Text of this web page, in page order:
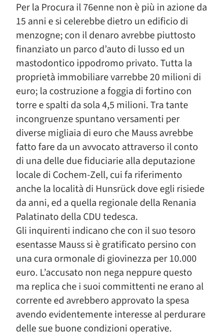
Per la Procura il 76enne non è più in azione da
15 anni e si celerebbe dietro un edificio di
menzogne; con il denaro avrebbe piuttosto
finanziato un parco d’auto di lusso ed un
mastodontico ippodromo privato. Tutta la
proprietà immobiliare varrebbe 20 milioni di
euro; la costruzione a foggia di fortino con
torre e spalti da sola 4,5 milioni. Tra tante
incongruenze spuntano versamenti per
diverse migliaia di euro che Mauss avrebbe
fatto fare da un avvocato attraverso il conto
di una delle due fiduciarie alla deputazione
locale di Cochem-Zell, cui fa riferimento
anche la località di Hunsrück dove egli risiede
da anni, ed a quella regionale della Renania
Palatinato della CDU tedesca.
Gli inquirenti indicano che con il suo tesoro
esentasse Mauss si è gratificato persino con
una cura ormonale di giovinezza per 10.000
euro. L’accusato non nega neppure questo
ma replica che i suoi committenti ne erano al
corrente ed avrebbero approvato la spesa
avendo evidentemente interesse al perdurare
delle sue buone condizioni operative.